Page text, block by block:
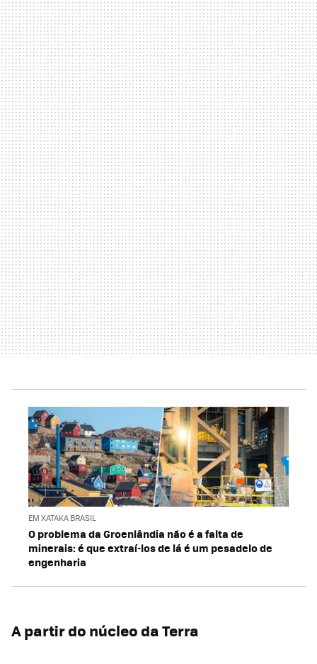
EM XATAKA BRASIL
O problema da Groenlândia não é a falta de
minerais: é que extraí-los de lá é um pesadelo de
engenharia
A partir do núcleo da Terra